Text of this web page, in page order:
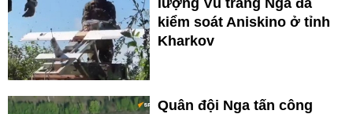
kiểm soát Aniskino ở tỉnh
Kharkov
Quân đội Nga tấn công